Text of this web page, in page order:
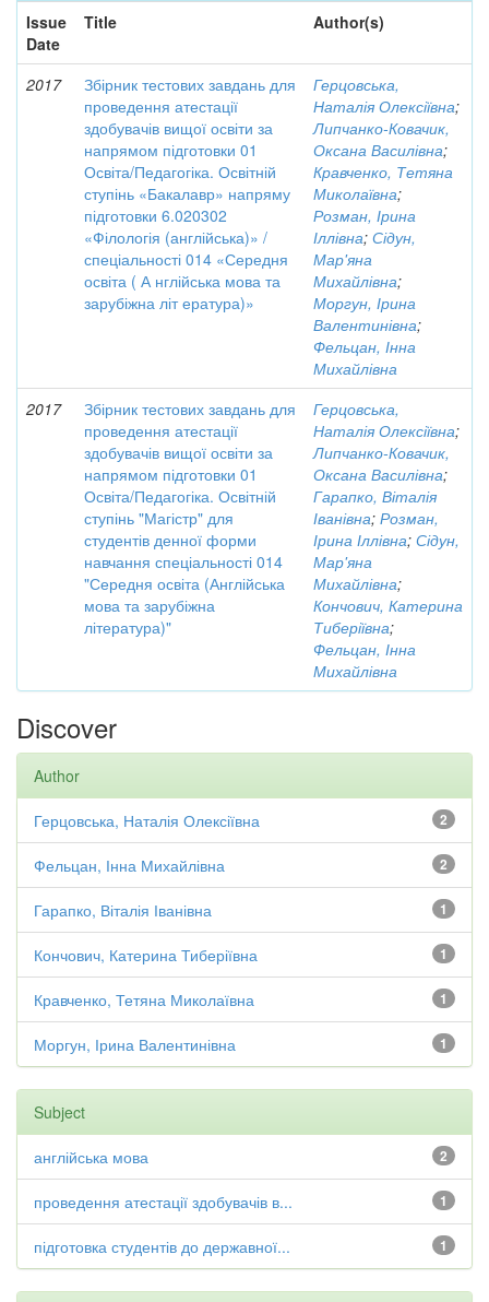
Issue
Date
Title Author(s)
2017
Збірник тестових завдань для
проведення атестації
здобувачів вищої освіти за
напрямом підготовки 01
Освіта/Педагогіка. Освітній
ступінь «Бакалавр» напряму
підготовки 6.020302
«Філологія (англійська)» /
спеціальності 014 «Середня
освіта ( А нглійська мова та
зарубіжна літ ература)»
Герцовська,
Наталія Олексіївна;
Липчанко-Ковачик,
Оксана Василівна;
Кравченко, Тетяна
Миколаївна;
Розман, Ірина
Іллівна; Сідун,
Мар'яна
Михайлівна;
Моргун, Ірина
Валентинівна;
Фельцан, Інна
Михайлівна
2017
Збірник тестових завдань для
проведення атестації
здобувачів вищої освіти за
напрямом підготовки 01
Освіта/Педагогіка. Освітній
ступінь "Магістр" для
студентів денної форми
навчання спеціальності 014
"Середня освіта (Англійська
мова та зарубіжна
література)"
Герцовська,
Наталія Олексіївна;
Липчанко-Ковачик,
Оксана Василівна;
Гарапко, Віталія
Іванівна; Розман,
Ірина Іллівна; Сідун,
Мар'яна
Михайлівна;
Кончович, Катерина
Тиберіївна;
Фельцан, Інна
Михайлівна
Discover
Author
2
Герцовська, Наталія Олексіївна
2
Фельцан, Інна Михайлівна
1
Гарапко, Віталія Іванівна
1
Кончович, Катерина Тиберіївна
1
Кравченко, Тетяна Миколаївна
1
Моргун, Ірина Валентинівна
Subject
2
англійська мова
1
проведення атестації здобувачів в...
1
підготовка студентів до державної...